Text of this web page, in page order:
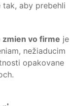
aby prebehli
zmien vo firme je
nežiaducim
opakovane